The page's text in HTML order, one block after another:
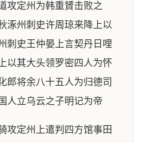
攻定州为韩重贇击败之
涿州刺史许周琼来降上以
刺史王仲晏上言契丹日哩
以其大头领罗密四人为怀
郎将余八十五人为归德司
人立乌云之子明记为帝
攻定州上遣判四方馆事田